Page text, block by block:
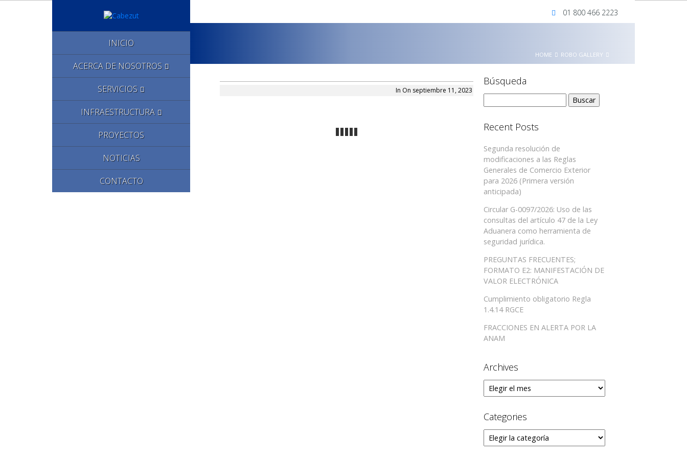
01 800 466 2223
INICIO
ACERCA DE NOSOTROS
SERVICIOS
INFRAESTRUCTURA
PROYECTOS
NOTICIAS
CONTACTO
HOME ROBO GALLERY
In On septiembre 11, 2023
Búsqueda
Recent Posts
Segunda resolución de
modificaciones a las Reglas
Generales de Comercio Exterior
para 2026 (Primera versión
anticipada)
Circular G-0097/2026: Uso de las
consultas del artículo 47 de la Ley
Aduanera como herramienta de
seguridad jurídica.
PREGUNTAS FRECUENTES;
FORMATO E2: MANIFESTACIÓN DE
VALOR ELECTRÓNICA
Cumplimiento obligatorio Regla
1.4.14 RGCE
FRACCIONES EN ALERTA POR LA
ANAM
Archives
Archives
Categories
Categories